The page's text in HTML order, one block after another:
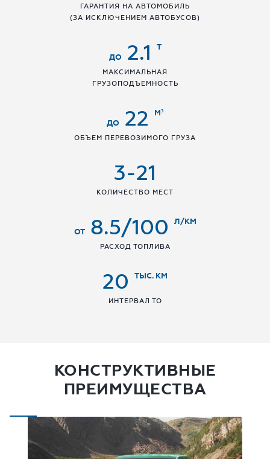
ГАРАНТИЯ НА АВТОМОБИЛЬ
(ЗА ИСКЛЮЧЕНИЕМ АВТОБУСОВ)
ДО2.1 Т
МАКСИМАЛЬНАЯ
ГРУЗОПОДЪЕМНОСТЬ
ДО 22 М³
ОБЪЕМ ПЕРЕВОЗИМОГО ГРУЗА
3-21
КОЛИЧЕСТВО МЕСТ
ОТ8.5/100 Л/КМ
РАСХОД ТОПЛИВА
20 ТЫС. КМ
ИНТЕРВАЛ ТО
КОНСТРУКТИВНЫЕ
ПРЕИМУЩЕСТВА